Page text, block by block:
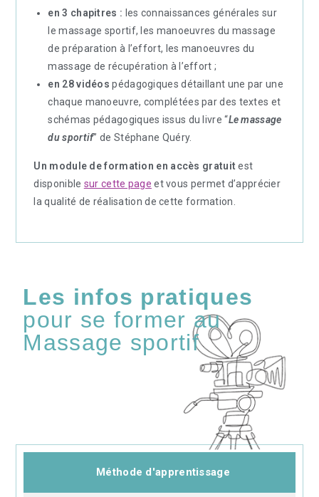
en 3 chapitres : les connaissances générales sur
le massage sportif, les manoeuvres du massage
de préparation à l’effort, les manoeuvres du
massage de récupération à l’effort ;
en 28 vidéos pédagogiques détaillant une par une
chaque manoeuvre, complétées par des textes et
schémas pédagogiques issus du livre “Le massage
du sportif” de Stéphane Quéry.
Un module de formation en accès gratuit est
disponible sur cette page et vous permet d’apprécier
la qualité de réalisation de cette formation.
Les infos pratiques
pour se former au
Massage sportif
Méthode d'apprentissage